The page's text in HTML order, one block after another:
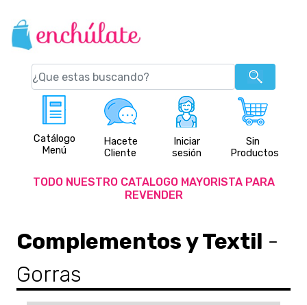
Catálogo
Menú
Hacete
Cliente
Iniciar
sesión
Sin
Productos
TODO NUESTRO CATALOGO MAYORISTA PARA
REVENDER
Complementos y Textil -
Gorras